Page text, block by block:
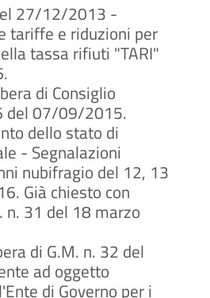
27/12/2013 -
tariffe e riduzioni per
tassa rifiuti "TARI"
di Consiglio
del 07/09/2015.
dello stato di
- Segnalazioni
nubifragio del 12, 13
Già chiesto con
n. 31 del 18 marzo
di G.M. n. 32 del
ad oggetto
di Governo per i